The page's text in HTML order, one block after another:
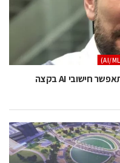
חשיפה: הכירו את ספינאדג' – החברה שתאפשר חישובי AI בקצה